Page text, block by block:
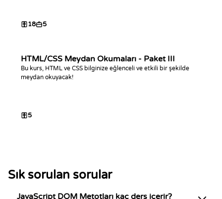
18 5
HTML/CSS Meydan Okumaları - Paket III
Bu kurs, HTML ve CSS bilginize eğlenceli ve etkili bir şekilde
meydan okuyacak!
5
Sık sorulan sorular
JavaScript DOM Metotları kaç ders içerir?